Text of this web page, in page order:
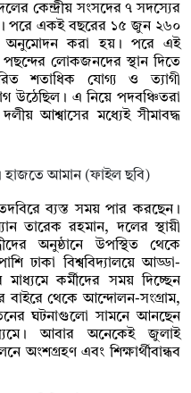
কেন্দ্রীয় সংসদের ৭ সদস্যের
পরে একই বছরের ১৫ জুন ২৬০
অনুমোদন করা হয়। পরে এই
পছন্দের লোকজনদের স্থান দিতে
শতাধিক যোগ্য ও ত্যাগী
উঠেছিল। এ নিয়ে পদবঞ্চিতরা
আশ্বাসের মধ্যেই সীমাবদ্ধ
হাজতে আমান (ফাইল ছবি)
ব্যস্ত সময় পার করছেন।
তারেক রহমান, দলের স্থায়ী
অনুষ্ঠানে উপস্থিত থেকে
ঢাকা বিশ্ববিদ্যালয়ে আড্ডা-
কর্মীদের সময় দিচ্ছেন
বাইরে থেকে আন্দোলন-সংগ্রাম,
ঘটনাগুলো সামনে আনছেন
আবার অনেকেই জুলাই
এবং শিক্ষার্থীবান্ধব